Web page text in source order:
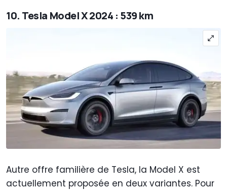
10. Tesla Model X 2024 : 539 km
Autre offre familière de Tesla, la Model X est
actuellement proposée en deux variantes. Pour